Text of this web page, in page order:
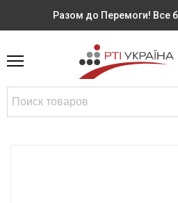
Разом до Перемоги! Все